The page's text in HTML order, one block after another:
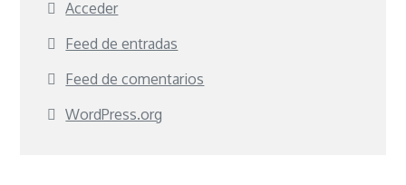
Acceder
Feed de entradas
Feed de comentarios
WordPress.org